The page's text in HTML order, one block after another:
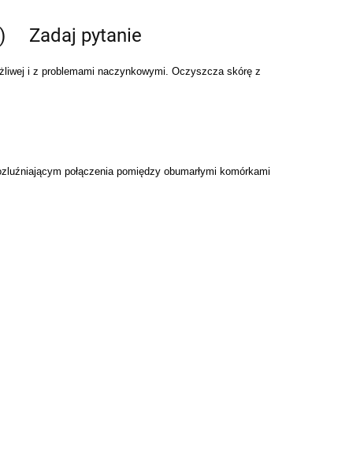
Zadaj pytanie
i z problemami naczynkowymi. Oczyszcza skórę z
połączenia pomiędzy obumarłymi komórkami